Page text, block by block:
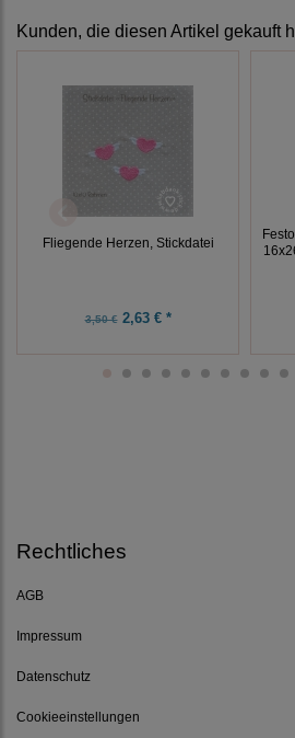
Kunden, die diesen Artikel gekauft
Fliegende Herzen, Stickdatei
3,50 €2,63 € *
Rechtliches
AGB
Impressum
Datenschutz
Cookieeinstellungen